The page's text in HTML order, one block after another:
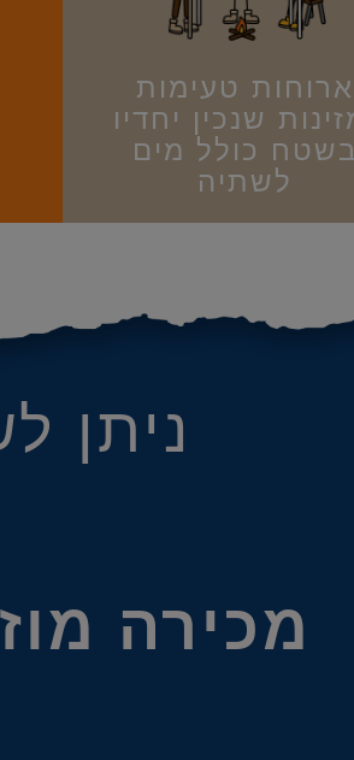
ארוחות טעימות
שנכין יחדיו
בשטח כולל מים
לשתיה
ניתן
מכירה